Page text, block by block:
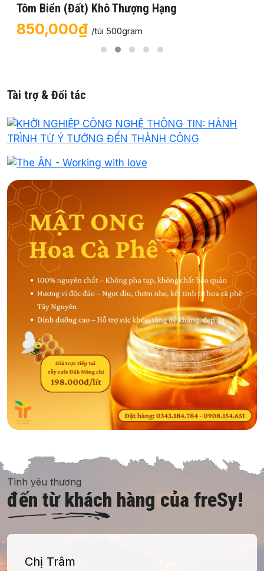
Tôm Biển (Đất) Khô Thượng Hạng
850,000₫ /túi 500gram
Tài trợ & Đối tác
Tình yêu thương
đến từ khách hàng của freSy!
Chị Trâm